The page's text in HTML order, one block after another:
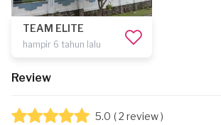
TEAM ELITE
hampir 6 tahun lalu
Review
5.0 ( 2 review )